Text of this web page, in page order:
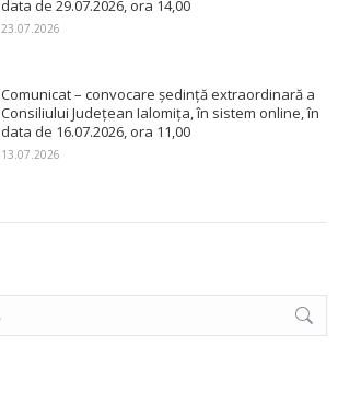
data de 29.07.2026, ora 14,00
23.07.2026
Comunicat – convocare ședință extraordinară a
Consiliului Județean Ialomița, în sistem online, în
data de 16.07.2026, ora 11,00
13.07.2026